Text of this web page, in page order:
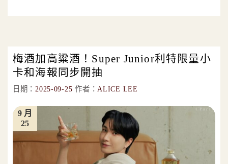
梅酒加高粱酒！Super Junior利特限量小
卡和海報同步開抽
日期： 2025-09-25 作者： ALICE LEE
25
9 月